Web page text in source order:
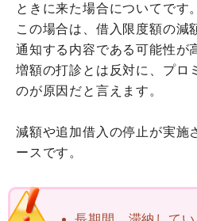
ときに来た場合についてです。
この場合は、借入限度額の減
通知する内容である可能性が
増額の打診とは反対に、プロ
のが原因だと言えます。
減額や追加借入の停止が実施
ースです。